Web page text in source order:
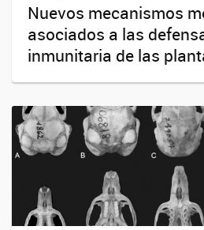
Nuevos mecanismos
asociados a las
inmunitaria de las